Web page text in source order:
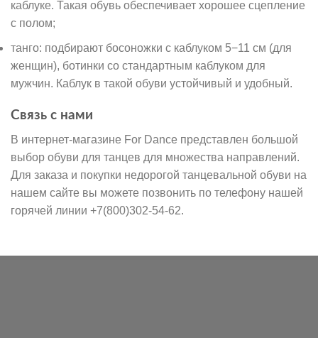
каблуке. Такая обувь обеспечивает хорошее сцепление
с полом;
танго: подбирают босоножки с каблуком 5−11 см (для
женщин), ботинки со стандартным каблуком для
мужчин. Каблук в такой обуви устойчивый и удобный.
Связь с нами
В интернет-магазине For Dance представлен большой
выбор обуви для танцев для множества направлений.
Для заказа и покупки недорогой танцевальной обуви на
нашем сайте вы можете позвонить по телефону нашей
горячей линии +7(800)302-54-62.